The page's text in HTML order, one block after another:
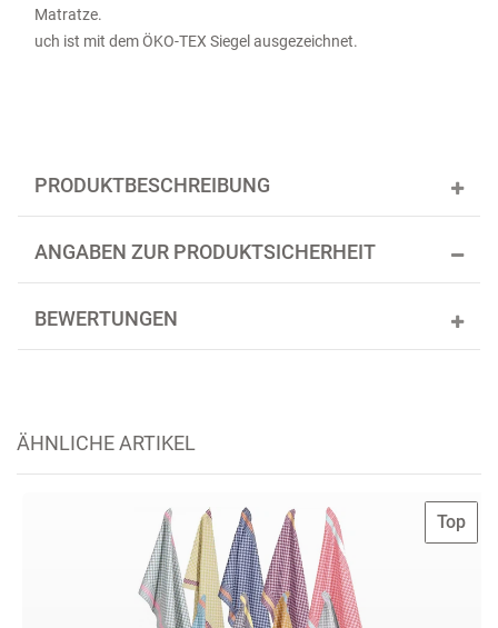
Matratze.
uch ist mit dem ÖKO-TEX Siegel ausgezeichnet.
PRODUKTBESCHREIBUNG
ANGABEN ZUR PRODUKTSICHERHEIT
BEWERTUNGEN
ÄHNLICHE ARTIKEL
Top